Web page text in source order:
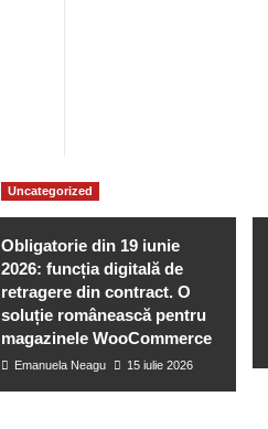
Uncategorized
Obligatorie din 19 iunie
2026: funcția digitală de
retragere din contract. O
soluție românească pentru
magazinele WooCommerce
Emanuela Neagu 15 iulie 2026